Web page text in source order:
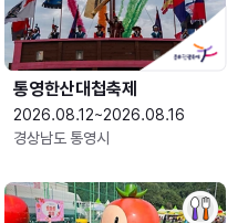
통영한산대첩축제
2026.08.12~2026.08.16
경상남도 통영시